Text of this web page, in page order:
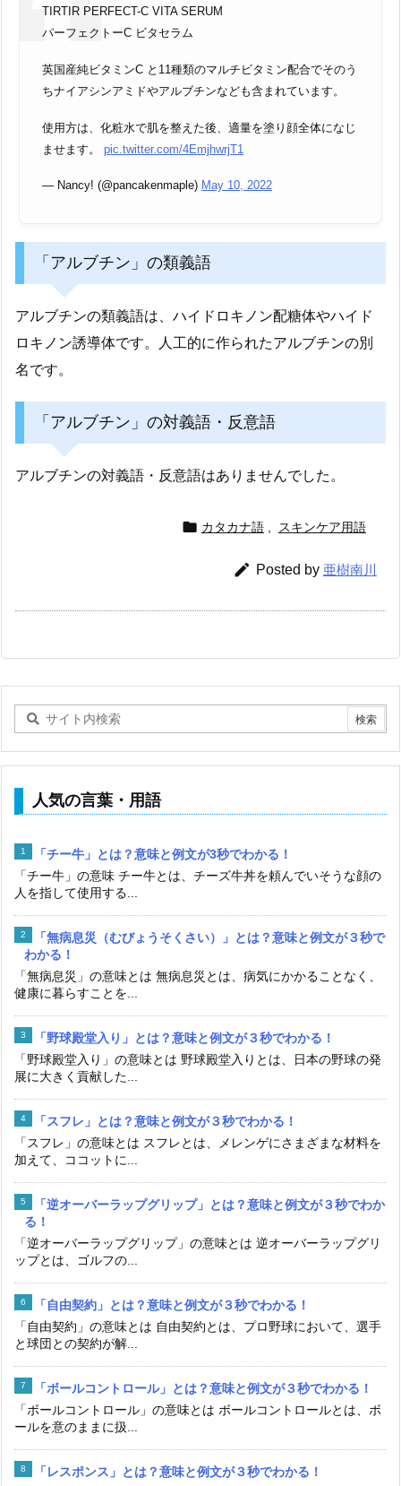
TIRTIR PERFECT-C VITA SERUM
パーフェクトーC ビタセラム
英国産純ビタミンC と11種類のマルチビタミン配合でそのう
ちナイアシンアミドやアルブチンなども含まれています。
使用方は、化粧水で肌を整えた後、適量を塗り顔全体になじ
ませます。 pic.twitter.com/4EmjhwrjT1
— Nancy! (@pancakenmaple) May 10, 2022
「アルブチン」の類義語
アルブチンの類義語は、ハイドロキノン配糖体やハイド
ロキノン誘導体です。人工的に作られたアルブチンの別
名です。
「アルブチン」の対義語・反意語
アルブチンの対義語・反意語はありませんでした。
 カタカナ語 スキンケア用語
 Posted by 亜樹南川
人気の言葉・用語
「チー牛」とは？意味と例文が3秒でわかる！
「チー牛」の意味 チー牛とは、チーズ牛丼を頼んでいそうな顔の
人を指して使用する...
「無病息災（むびょうそくさい）」とは？意味と例文が３秒で
わかる！
「無病息災」の意味とは 無病息災とは、病気にかかることなく、
健康に暮らすことを...
「野球殿堂入り」とは？意味と例文が３秒でわかる！
「野球殿堂入り」の意味とは 野球殿堂入りとは、日本の野球の発
展に大きく貢献した...
「スフレ」とは？意味と例文が３秒でわかる！
「スフレ」の意味とは スフレとは、メレンゲにさまざまな材料を
加えて、ココットに...
「逆オーバーラップグリップ」とは？意味と例文が３秒でわか
る！
「逆オーバーラップグリップ」の意味とは 逆オーバーラップグリ
ップとは、ゴルフの...
「自由契約」とは？意味と例文が３秒でわかる！
「自由契約」の意味とは 自由契約とは、プロ野球において、選手
と球団との契約が解...
「ボールコントロール」とは？意味と例文が３秒でわかる！
「ボールコントロール」の意味とは ボールコントロールとは、ボ
ールを意のままに扱...
「レスポンス」とは？意味と例文が３秒でわかる！